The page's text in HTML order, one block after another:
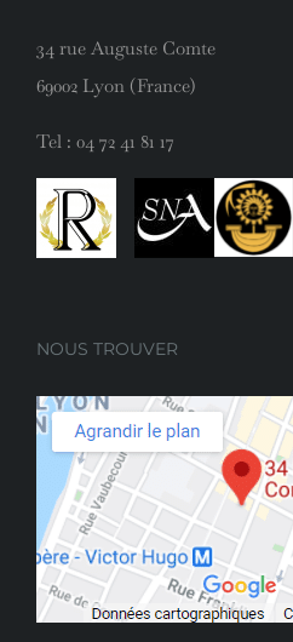
34 rue Auguste Comte
69002 Lyon (France)
Tel : 04 72 41 81 17
NOUS TROUVER